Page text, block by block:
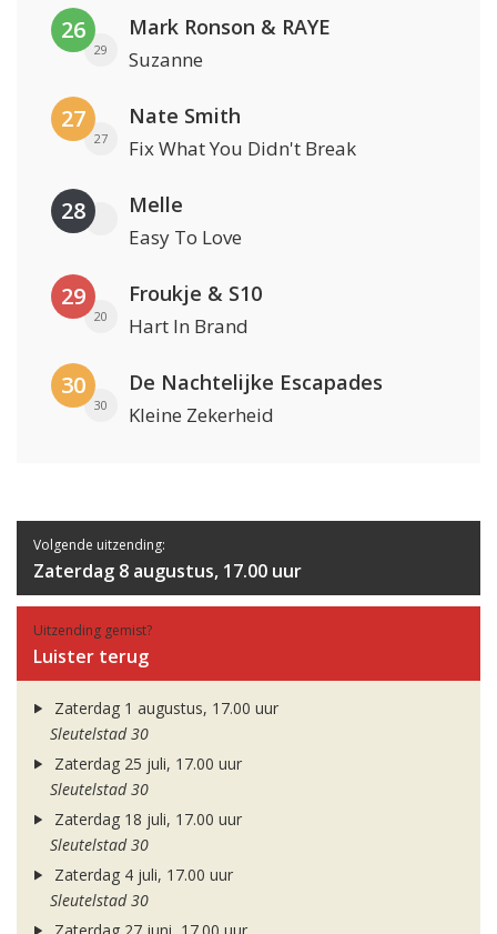
26
29
Mark Ronson & RAYE
Suzanne
27
27
Nate Smith
Fix What You Didn't Break
28 Melle
Easy To Love
29
20
Froukje & S10
Hart In Brand
30
30
De Nachtelijke Escapades
Kleine Zekerheid
Volgende uitzending:
Zaterdag 8 augustus, 17.00 uur
Uitzending gemist?
Luister terug
Zaterdag 1 augustus, 17.00 uur
Sleutelstad 30
Zaterdag 25 juli, 17.00 uur
Sleutelstad 30
Zaterdag 18 juli, 17.00 uur
Sleutelstad 30
Zaterdag 4 juli, 17.00 uur
Sleutelstad 30